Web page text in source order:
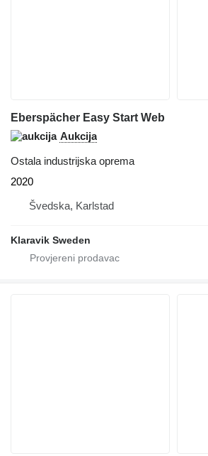
Eberspächer Easy Start Web
Aukcija
Ostala industrijska oprema
2020
Švedska, Karlstad
Klaravik Sweden